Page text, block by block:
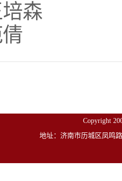
森
Copyright
地址：济南市历城区凤鸣